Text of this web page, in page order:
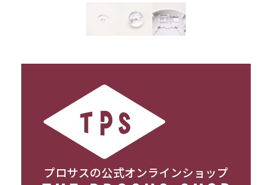
プロサスの公式オンラインショップ